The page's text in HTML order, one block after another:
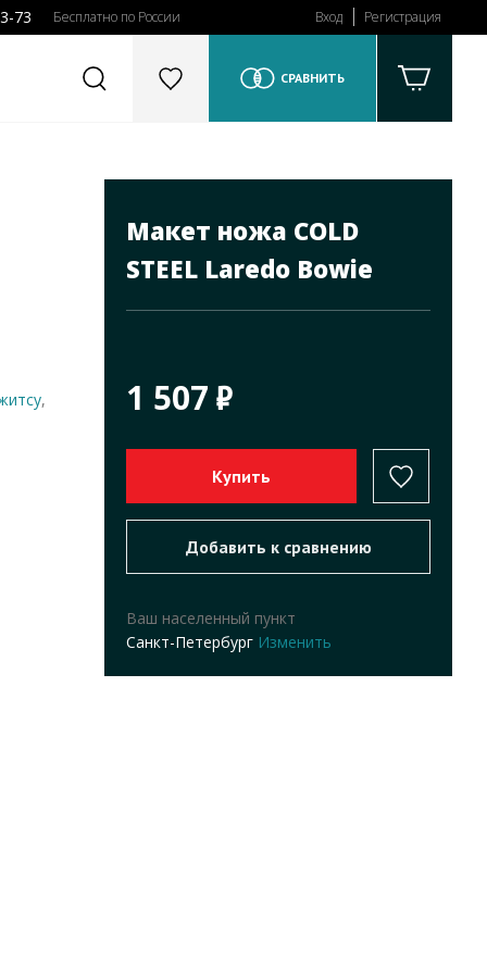
73 Бесплатно по России Вход Регистрация
СРАВНИТЬ
Макет ножа COLD
STEEL Laredo Bowie
1 507
Ваш населенный пункт
Санкт-Петербург Изменить